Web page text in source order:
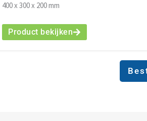
400 x 300 x 200 mm
Product bekijken